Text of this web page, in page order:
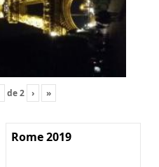
de2 › »
Rome 2019